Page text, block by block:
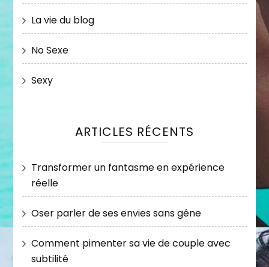
La vie du blog
No Sexe
Sexy
ARTICLES RÉCENTS
Transformer un fantasme en expérience
réelle
Oser parler de ses envies sans gêne
Comment pimenter sa vie de couple avec
subtilité